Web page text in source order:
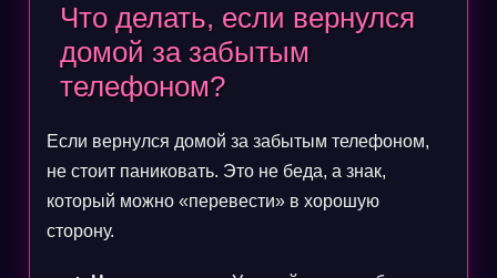
Что делать, если вернулся
домой за забытым
телефоном?
Если вернулся домой за забытым телефоном,
не стоит паниковать. Это не беда, а знак,
который можно «перевести» в хорошую
сторону.